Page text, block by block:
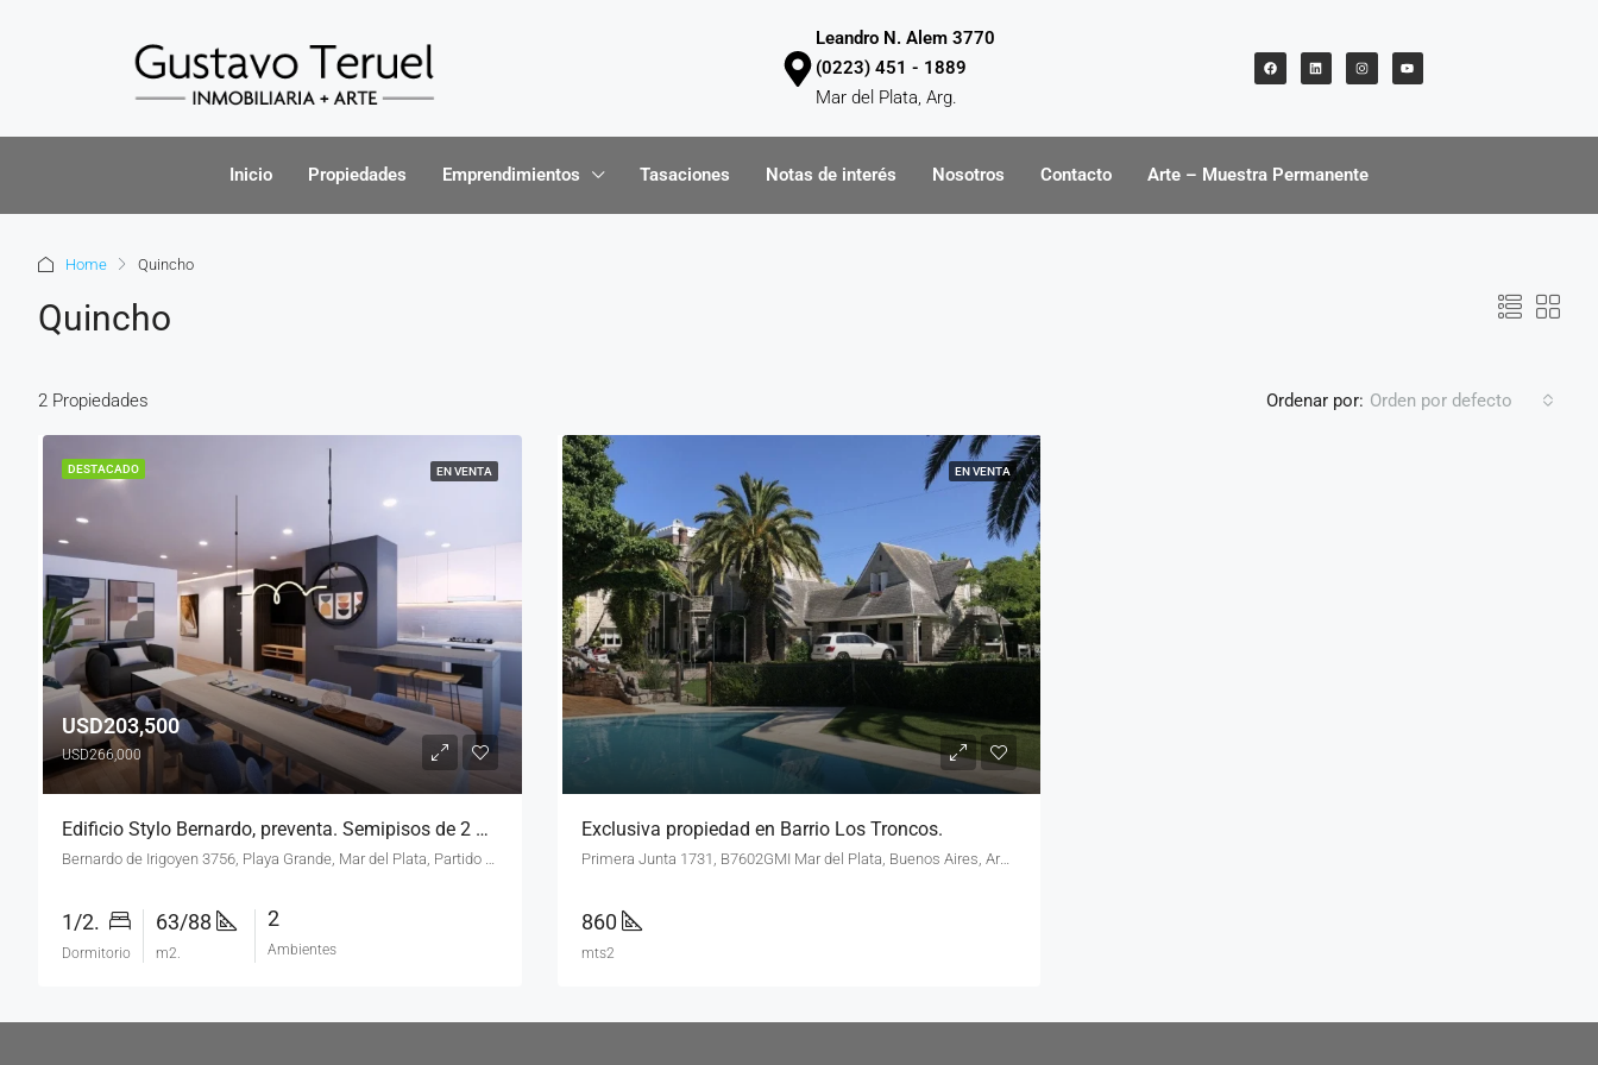
Leandro N. Alem 3770
(0223) 451 - 1889
Mar del Plata, Arg.
Inicio Propiedades Emprendimientos Tasaciones Notas de interés Nosotros Contacto Arte – Muestra Permanente
Home Quincho
Quincho
2 Propiedades Ordenar por: Orden por defecto
DESTACADO EN VENTA
USD203,500
USD266,000
Edificio Stylo Bernardo, preventa. Semipisos de 2 y 3, a estrenar en Playa Grande.
Bernardo de Irigoyen 3756, Playa Grande, Mar del Plata, Partido de General Pueyrredón, Buenos Aires, B7600FDW, Argentina
1/2.
Dormitorio
63/88
m2.
2
Ambientes
EN VENTA
Exclusiva propiedad en Barrio Los Troncos.
Primera Junta 1731, B7602GMI Mar del Plata, Buenos Aires, Argentina
860
mts2